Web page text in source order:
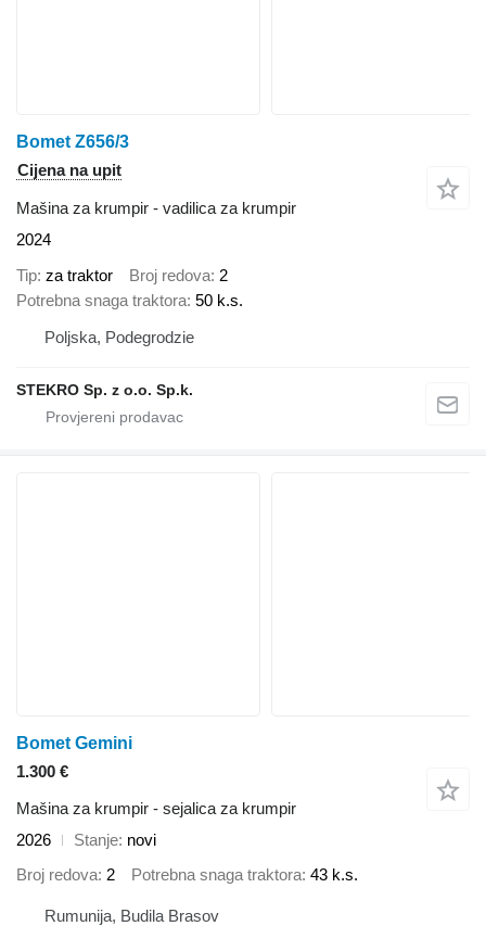
Bomet Z656/3
Cijena na upit
Mašina za krumpir - vadilica za krumpir
2024
Tip za traktor Broj redova 2
Potrebna snaga traktora 50 k.s.
Poljska, Podegrodzie
STEKRO Sp. z o.o. Sp.k.
Bomet Gemini
1.300 €
Mašina za krumpir - sejalica za krumpir
2026
Stanje novi
Broj redova 2 Potrebna snaga traktora 43 k.s.
Rumunija, Budila Brasov